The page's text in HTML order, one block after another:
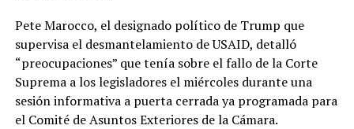
Pete Marocco, el designado político de Trump que
supervisa el desmantelamiento de USAID, detalló
“preocupaciones” que tenía sobre el fallo de la Corte
Suprema a los legisladores el miércoles durante una
sesión informativa a puerta cerrada ya programada para
el Comité de Asuntos Exteriores de la Cámara.